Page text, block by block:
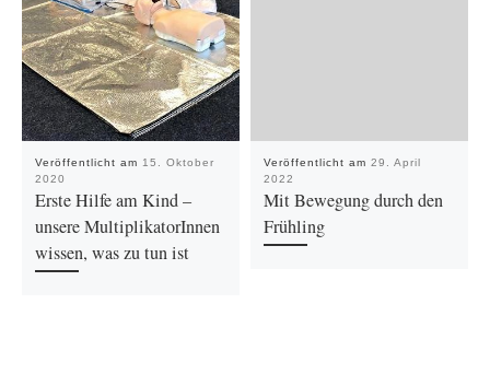
Veröffentlicht am 15. Oktober
2020
Erste Hilfe am Kind –
unsere MultiplikatorInnen
wissen, was zu tun ist
Veröffentlicht am 29. April
2022
Mit Bewegung durch den
Frühling